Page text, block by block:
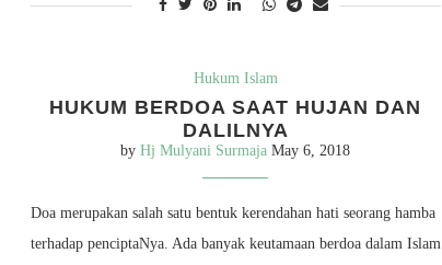
Hukum Islam
HUKUM BERDOA SAAT HUJAN DAN
DALILNYA
byHj Mulyani Surmaja May 6, 2018
Doa merupakan salah satu bentuk kerendahan hati seorang hamba
terhadap penciptaNya. Ada banyak keutamaan berdoa dalam Islam